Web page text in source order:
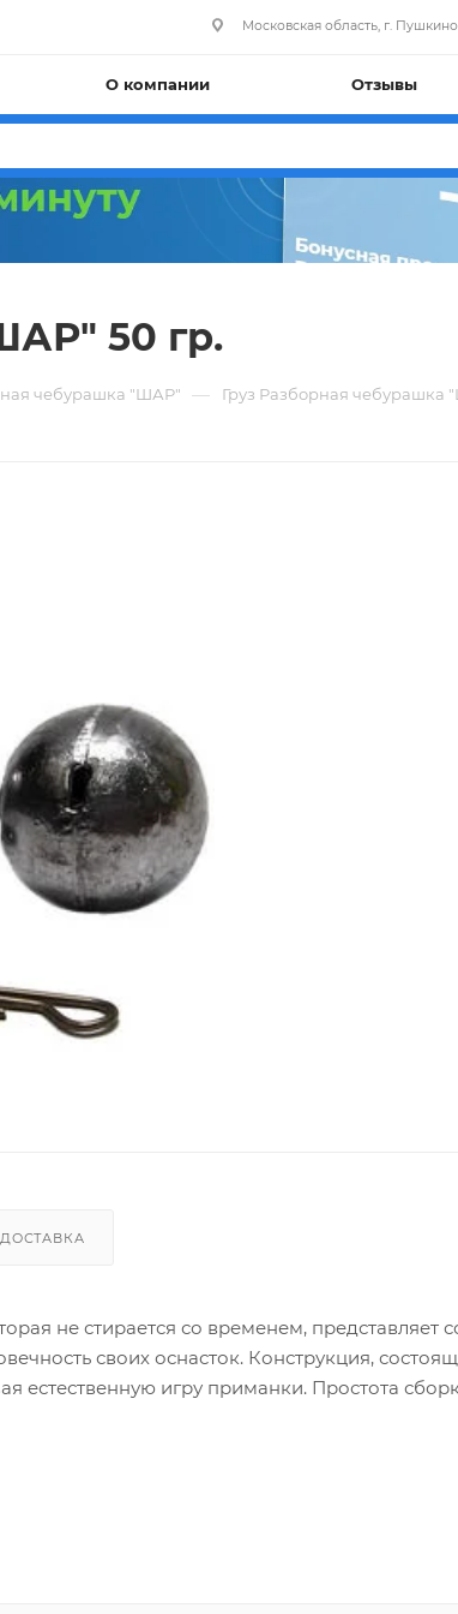
Московская область, г.
О компании Отзывы
50 гр.
чебурашка "ШАР" — Груз Разборная чебурашка
ДОСТАВКА
не стирается со временем, представляет
своих оснасток. Конструкция,
естественную игру приманки. Простота